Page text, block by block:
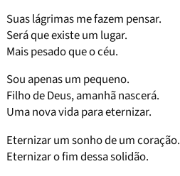
Suas lágrimas me fazem pensar.
Será que existe um lugar.
Mais pesado que o céu.
Sou apenas um pequeno.
Filho de Deus, amanhã nascerá.
Uma nova vida para eternizar.
Eternizar um sonho de um coração.
Eternizar o fim dessa solidão.